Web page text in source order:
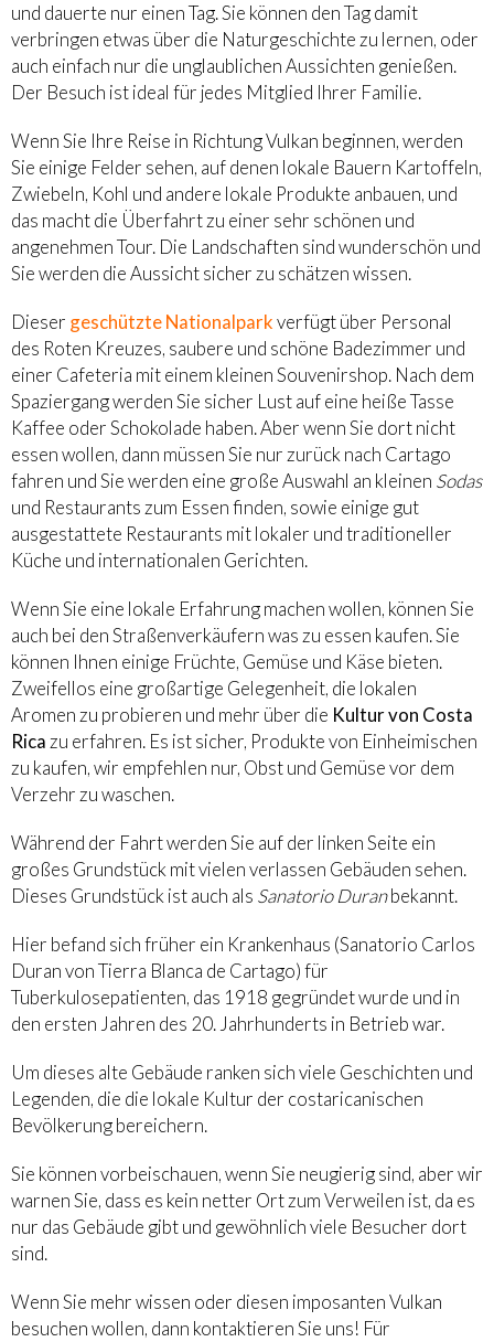
und dauerte nur einen Tag. Sie können den Tag damit
verbringen etwas über die Naturgeschichte zu lernen, oder
auch einfach nur die unglaublichen Aussichten genießen.
Der Besuch ist ideal für jedes Mitglied Ihrer Familie.
Wenn Sie Ihre Reise in Richtung Vulkan beginnen, werden
Sie einige Felder sehen, auf denen lokale Bauern Kartoffeln,
Zwiebeln, Kohl und andere lokale Produkte anbauen, und
das macht die Überfahrt zu einer sehr schönen und
angenehmen Tour. Die Landschaften sind wunderschön und
Sie werden die Aussicht sicher zu schätzen wissen.
Dieser geschützte Nationalparkverfügt über Personal
des Roten Kreuzes, saubere und schöne Badezimmer und
einer Cafeteria mit einem kleinen Souvenirshop. Nach dem
Spaziergang werden Sie sicher Lust auf eine heiße Tasse
Kaffee oder Schokolade haben. Aber wenn Sie dort nicht
essen wollen, dann müssen Sie nur zurück nach Cartago
fahren und Sie werden eine große Auswahl an kleinen Sodas
und Restaurants zum Essen finden, sowie einige gut
ausgestattete Restaurants mit lokaler und traditioneller
Küche und internationalen Gerichten.
Wenn Sie eine lokale Erfahrung machen wollen, können Sie
auch bei den Straßenverkäufern was zu essen kaufen. Sie
können Ihnen einige Früchte, Gemüse und Käse bieten.
Zweifellos eine großartige Gelegenheit, die lokalen
Aromen zu probieren und mehr über die Kultur von Costa
Ricazu erfahren. Es ist sicher, Produkte von Einheimischen
zu kaufen, wir empfehlen nur, Obst und Gemüse vor dem
Verzehr zu waschen.
Während der Fahrt werden Sie auf der linken Seite ein
großes Grundstück mit vielen verlassen Gebäuden sehen.
Dieses Grundstück ist auch als Sanatorio Duranbekannt.
Hier befand sich früher ein Krankenhaus (Sanatorio Carlos
Duran von Tierra Blanca de Cartago) für
Tuberkulosepatienten, das 1918 gegründet wurde und in
den ersten Jahren des 20. Jahrhunderts in Betrieb war.
Um dieses alte Gebäude ranken sich viele Geschichten und
Legenden, die die lokale Kultur der costaricanischen
Bevölkerung bereichern.
Sie können vorbeischauen, wenn Sie neugierig sind, aber wir
warnen Sie, dass es kein netter Ort zum Verweilen ist, da es
nur das Gebäude gibt und gewöhnlich viele Besucher dort
sind.
Wenn Sie mehr wissen oder diesen imposanten Vulkan
besuchen wollen, dann kontaktieren Sie uns! Für